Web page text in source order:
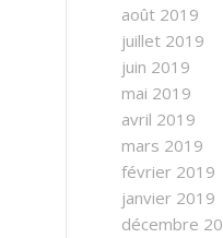
août 2019
juillet 2019
juin 2019
mai 2019
avril 2019
mars 2019
février 2019
janvier 2019
décembre